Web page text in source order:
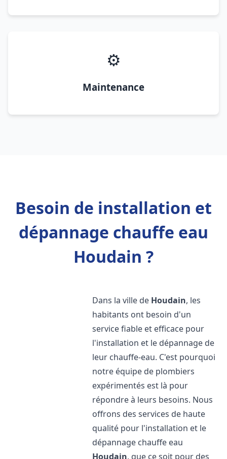
⚙️
Maintenance
Besoin de installation et
dépannage chauffe eau
Houdain ?
Dans la ville de Houdain, les
habitants ont besoin d'un
service fiable et efficace pour
l'installation et le dépannage de
leur chauffe-eau. C'est pourquoi
notre équipe de plombiers
expérimentés est là pour
répondre à leurs besoins. Nous
offrons des services de haute
qualité pour l'installation et le
dépannage chauffe eau
Houdain, que ce soit pour des